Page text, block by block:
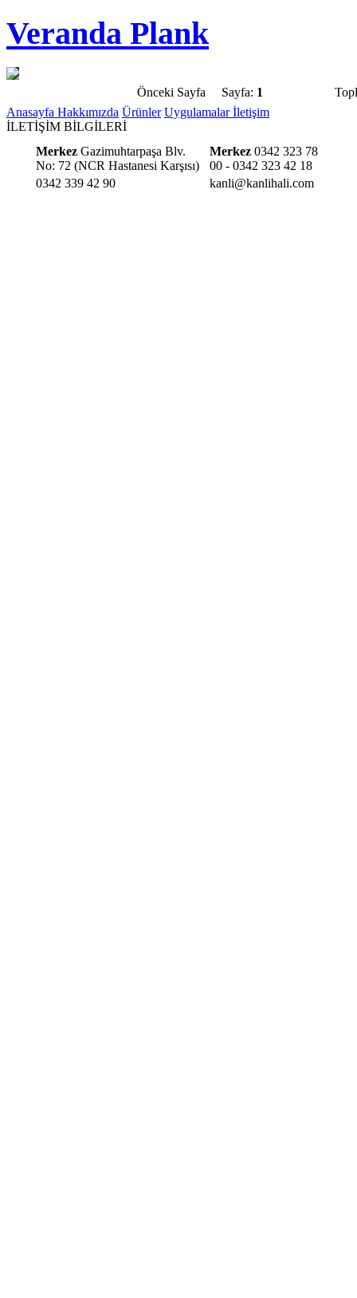
Veranda Plank
Önceki Sayfa Sayfa: 1
Anasayfa Hakkımızda Ürünler Uygulamalarİletişim
İLETİŞİM BİLGİLERİ
Merkez Gazimuhtarpaşa Blv.
No: 72 (NCR Hastanesi Karşısı)
Merkez 0342 323 78
00 - 0342 323 42 18
0342 339 42 90
kanli@kanlihali.com